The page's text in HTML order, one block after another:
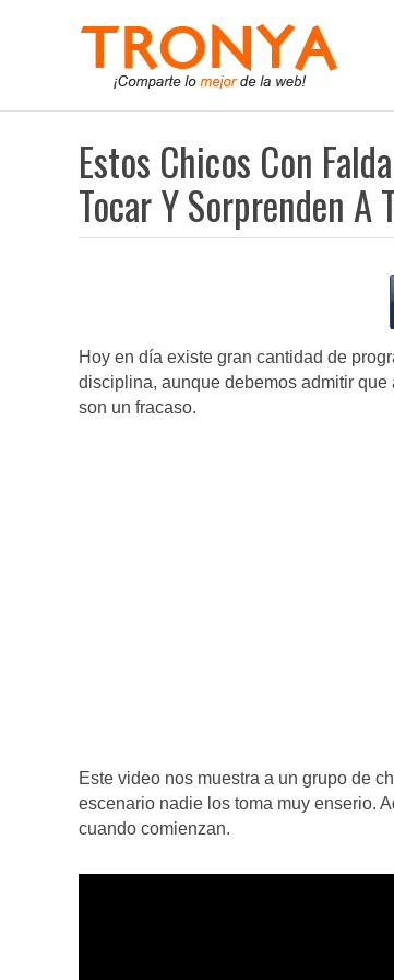
Estos Chicos Con
Tocar Y Sorprenden A
Hoy en día existe gran cantidad de
disciplina, aunque debemos admitir
son un fracaso.
Este video nos muestra a un grupo de
escenario nadie los toma muy enserio.
cuando comienzan.